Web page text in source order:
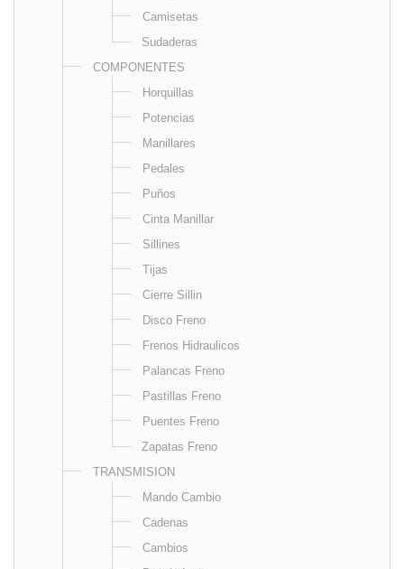
Camisetas
Sudaderas
COMPONENTES
Horquillas
Potencias
Manillares
Pedales
Puños
Cinta Manillar
Sillines
Tijas
Cierre Sillin
Disco Freno
Frenos Hidraulicos
Palancas Freno
Pastillas Freno
Puentes Freno
Zapatas Freno
TRANSMISION
Mando Cambio
Cadenas
Cambios